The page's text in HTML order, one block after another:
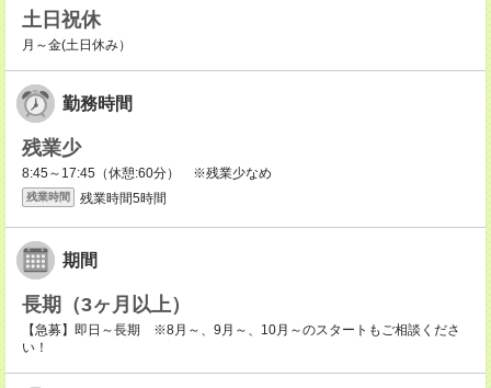
土日祝休
月～金(土日休み）
勤務時間
残業少
8:45～17:45（休憩:60分） ※残業少なめ
残業時間 残業時間5時間
期間
長期（3ヶ月以上）
【急募】即日～長期 ※8月～、9月～、10月～のスタートもご相談くださ
い！